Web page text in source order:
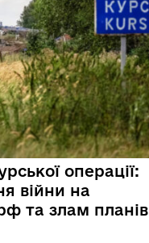
операції:
війни на
та злам планів